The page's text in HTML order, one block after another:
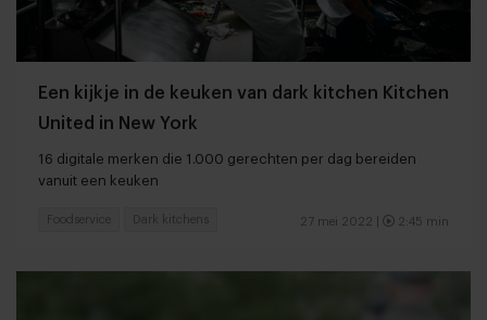
Een kijkje in de keuken van dark kitchen Kitchen
United in New York
16 digitale merken die 1.000 gerechten per dag bereiden
vanuit een keuken
27 mei 2022 | 2:45 min
Foodservice Dark kitchens